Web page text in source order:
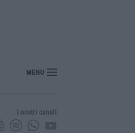
MENU
I nostri canali